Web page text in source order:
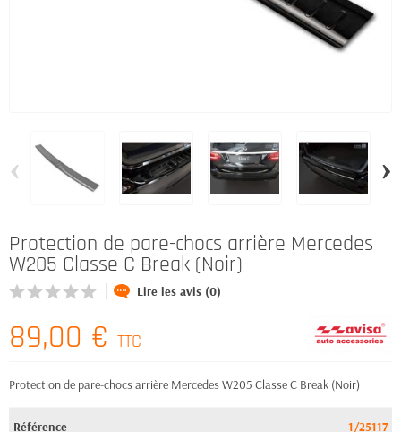
‹ ›
Protection de pare-chocs arrière Mercedes
W205 Classe C Break (Noir)
Lire les avis (0)
89,00 € TTC
Protection de pare-chocs arrière Mercedes W205 Classe C Break (Noir)
Référence 1/25117